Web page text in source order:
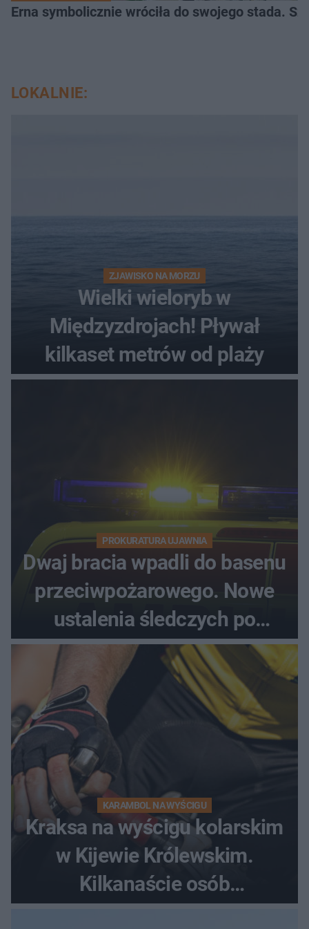
Erna symbolicznie wróciła do swojego stada.
LOKALNIE:
ZJAWISKO NA MORZU
Wielki wieloryb w
Międzyzdrojach! Pływał
kilkaset metrów od plaży
PROKURATURA UJAWNIA
Dwaj bracia wpadli do basenu
przeciwpożarowego. Nowe
ustalenia śledczych po
dramatycznej akcji
KARAMBOL NA WYŚCIGU
Kraksa na wyścigu kolarskim
w Kijewie Królewskim.
Kilkanaście osób
poszkodowanych, lądował